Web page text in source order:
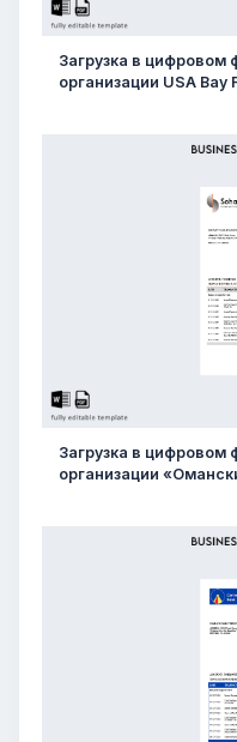
Загрузка в цифровом
организации USA
Загрузка в цифровом
организации